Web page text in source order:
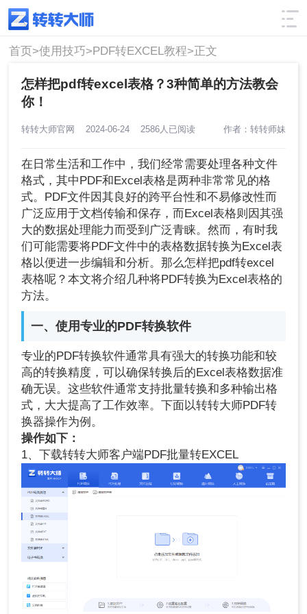
使用技巧 筛选
首页>使用技巧>PDF转EXCEL教程>正文
怎样把pdf转excel表格？3种简单的方法教会
你！
转转大师官网 2024-06-24 2586人已阅读 作者：转转师妹
在日常生活和工作中，我们经常需要处理各种文件
格式，其中PDF和Excel表格是两种非常常见的格
式。PDF文件因其良好的跨平台性和不易修改性而
广泛应用于文档传输和保存，而Excel表格则因其强
大的数据处理能力而受到广泛青睐。然而，有时我
们可能需要将PDF文件中的表格数据转换为Excel表
格以便进一步编辑和分析。那么怎样把pdf转excel
表格呢？本文将介绍几种将PDF转换为Excel表格的
方法。
一、使用专业的PDF转换软件
专业的PDF转换软件通常具有强大的转换功能和较
高的转换精度，可以确保转换后的Excel表格数据准
确无误。这些软件通常支持批量转换和多种输出格
式，大大提高了工作效率。下面以转转大师PDF转
换器操作为例。
操作如下：
1、下载转转大师客户端PDF批量转EXCEL